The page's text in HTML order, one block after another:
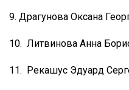
9. Драгунова Оксана
10. Литвинова Анна
11. Рекашус Эдуард